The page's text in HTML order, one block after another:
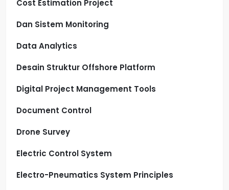
Cost Estimation Project
Dan Sistem Monitoring
Data Analytics
Desain Struktur Offshore Platform
Digital Project Management Tools
Document Control
Drone Survey
Electric Control System
Electro-Pneumatics System Principles